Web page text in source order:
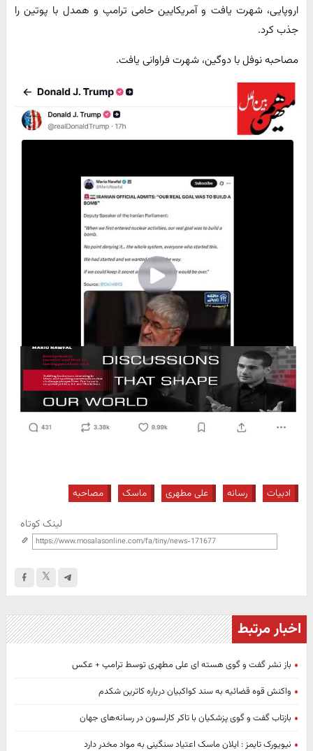
اروپایی، شهرت یافت و آمریکایین حامی ترامپ و همدل با پوتین را
جذب کرد.
مصاحبه نوفل با دوگین، شهرت فراوانی یافت.
ادبیات رسانه علی مطهری ماسک مصاحبه
لینک کوتاه
اخبار مرتبط
باز نشر گفت و گوی هسته ای علی مطهری توسط ترامپ + عکس
واکنش قوه قضائیه به سند کواکبیان درباره کاترین شکدم
بازتاب گفت و گوی پزشکیان با تاکر کارلسون در رسانه‌های جهان
نیویورک تایمز : ایلان ماسک اعتیاد سنگینی به مواد مخدر دارد